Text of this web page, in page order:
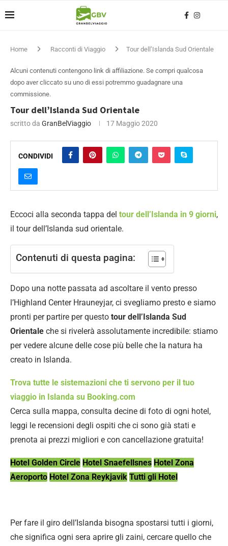
Home Racconti di Viaggio Tour dell’Islanda Sud Orientale
Alcuni contenuti contengono link di affiliazione. Se compri qualcosa
dopo aver cliccato su uno di essi potremmo guadagnare una
commissione.
Tour dell’Islanda Sud Orientale
scritto da GranBelViaggio 17 Maggio 2020
CONDIVIDI
Eccoci alla seconda tappa del tour dell’Islanda in 9 giorni,
il tour dell’Islanda sud orientale.
Contenuti di questa pagina:
Dopo una notte passata ad ascoltare il vento presso
l’Highland Center Hrauneyjar, ci svegliamo presto e siamo
pronti per partire per questo tour dell’Islanda Sud
Orientale che si rivelerà assolutamente incredibile: stiamo
per vedere alcune delle cose più belle che la natura ha
creato in Islanda.
Trova tutte le sistemazioni che ti servono per il tuo
viaggio in Islanda su Booking.com
Cerca sulla mappa, consulta decine di foto di ogni hotel,
leggi le recensioni degli ospiti che ci sono già stati e
prenota ai prezzi migliori e con cancellazione gratuita!
Hotel Golden Circle Hotel Snaefellsnes Hotel Zona
Aeroporto Hotel Zona Reykjavik Tutti gli Hotel
Per fare il giro dell’Islanda bisogna spostarsi tutti i giorni,
che significa ogni sera aprire gli zaini, cercare quello che